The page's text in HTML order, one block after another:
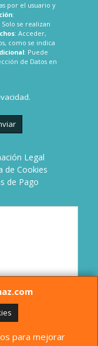
para mejorar
por el usuario y
:
Solo se realizan
: Acceder,
como se indica
: Puede
de Datos en
.
Legal
de Cookies
de Pago